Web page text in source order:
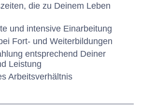
die zu Deinem Leben
und intensive Einarbeitung
Fort- und Weiterbildungen
entsprechend Deiner
Leistung
Arbeitsverhältnis